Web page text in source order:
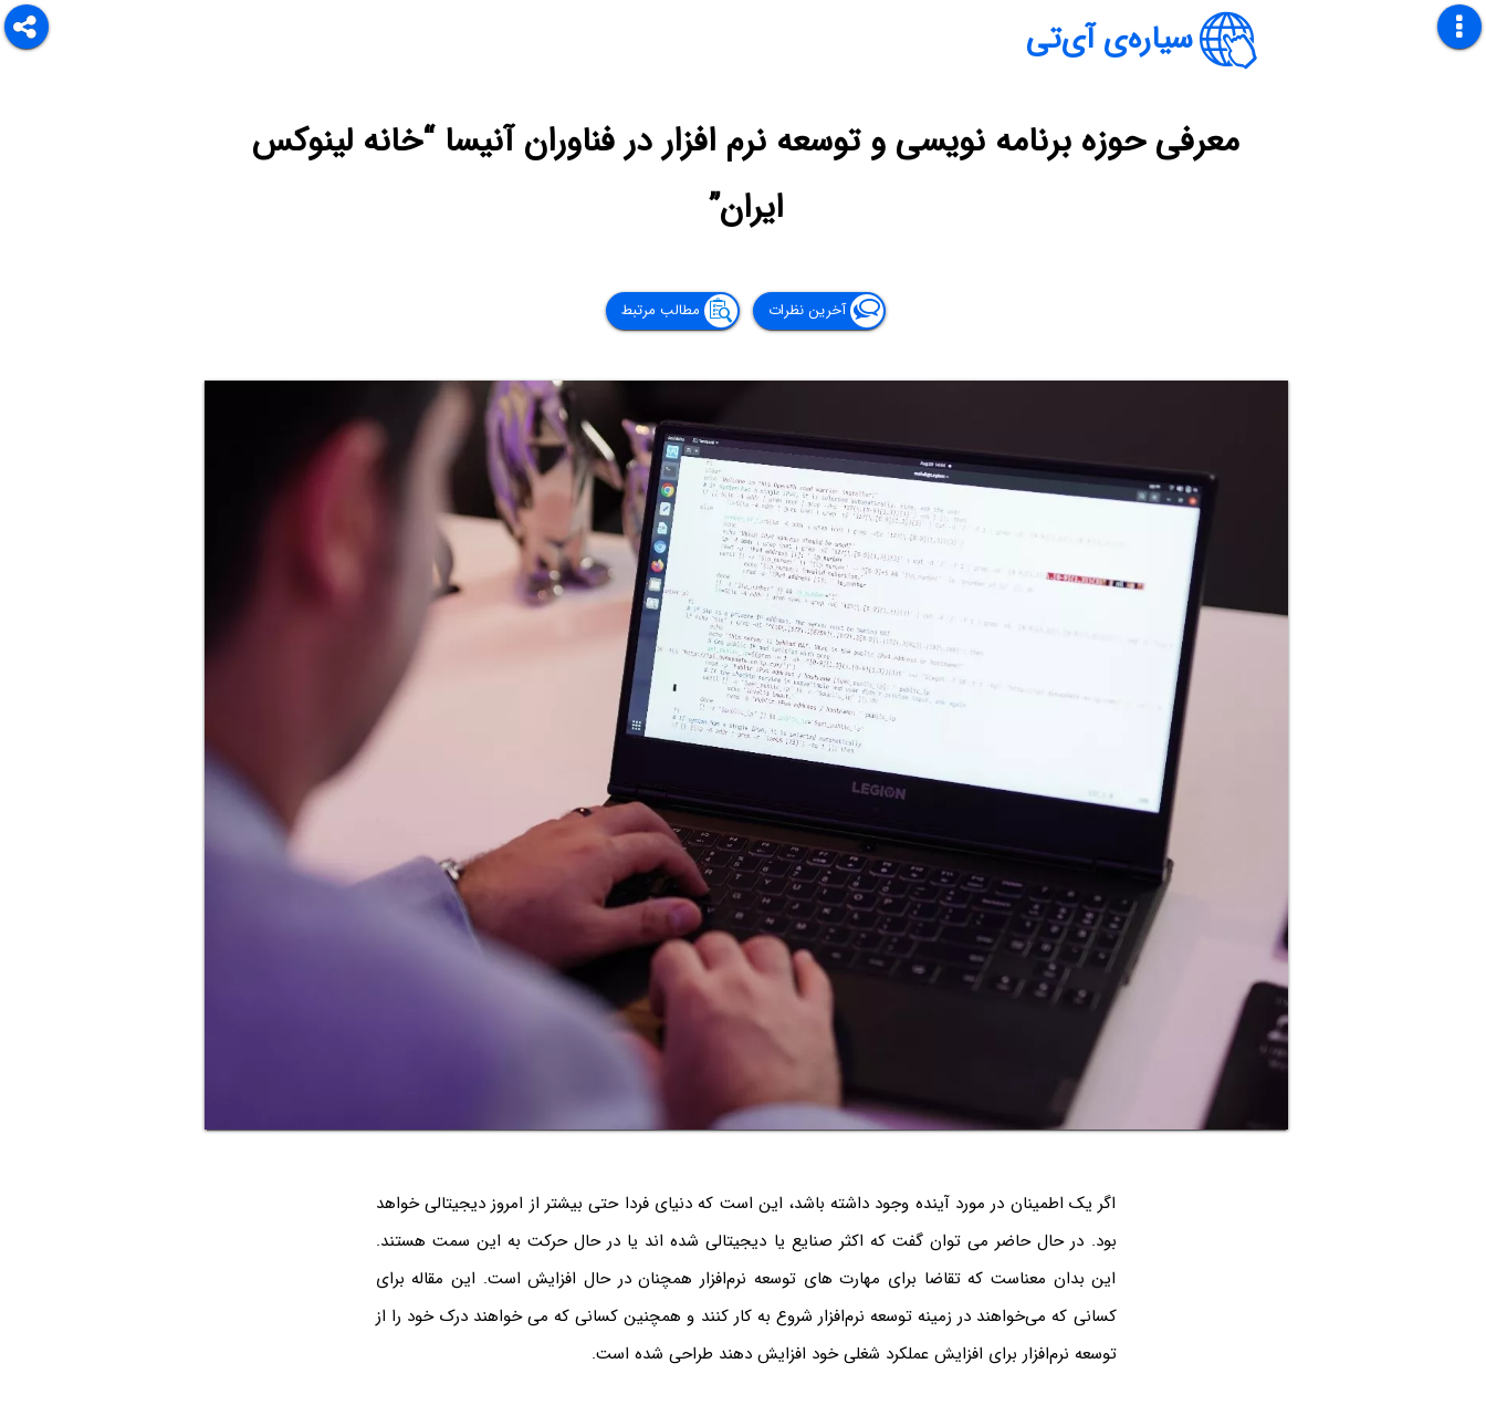
سیاره‌ی آی‌تی
معرفی حوزه برنامه نویسی و توسعه نرم افزار در فناوران آنیسا “خانه لینوکس
ایران”
آخرین نظرات مطالب مرتبط
اگر یک اطمینان در مورد آینده وجود داشته باشد، این است که دنیای فردا حتی بیشتر از امروز دیجیتالی خواهد
بود. در حال حاضر می توان گفت که اکثر صنایع یا دیجیتالی شده اند یا در حال حرکت به این سمت هستند.
این بدان معناست که تقاضا برای مهارت های توسعه نرم‌افزار همچنان در حال افزایش است. این مقاله برای
کسانی که می‌خواهند در زمینه توسعه نرم‌افزار شروع به کار کنند و همچنین کسانی که می خواهند درک خود را از
توسعه نرم‌افزار برای افزایش عملکرد شغلی خود افزایش دهند طراحی شده است.